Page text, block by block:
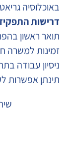
באוכלוסיה
דרישות
תואר ראשון
זמינות למשרה
ניסיון עבודה
תינתן אפשרות